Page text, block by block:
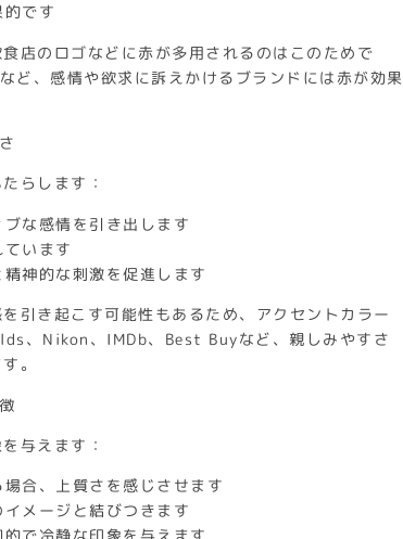
です
店のロゴなどに赤が多用されるのはこのためで
、感情や欲求に訴えかけるブランドには赤が効果
らします：
な感情を引き出します
います
神的な刺激を促進します
引き起こす可能性もあるため、アクセントカラー
、Nikon、IMDb、Best Buyなど、親しみやすさ
。
与えます：
合、上質さを感じさせます
メージと結びつきます